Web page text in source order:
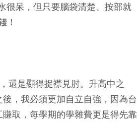
很呆，但只要腦袋清楚、按部就
！
還是顯得捉襟見肘。升高中之
，我必須更加自立自強，因為台
取，每學期的學雜費更是得先靠